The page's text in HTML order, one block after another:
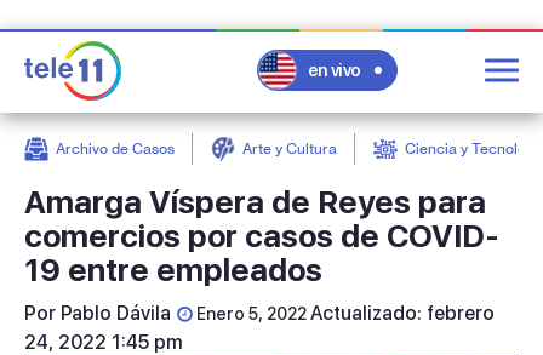
en vivo
Archivo de Casos Arte y Cultura Ciencia y
Amarga Víspera de Reyes para
comercios por casos de COVID-
19 entre empleados
Por Pablo Dávila Enero 5, 2022Actualizado: febrero
24, 2022 1:45 pm
post